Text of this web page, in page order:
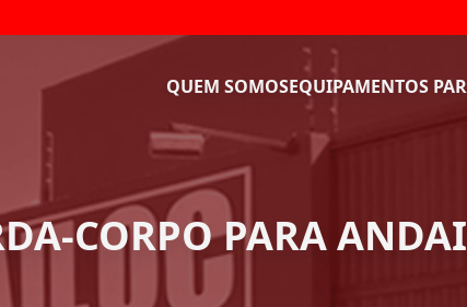
QUEM SOMOSEQUIPAMENTOS
CORPO PARA